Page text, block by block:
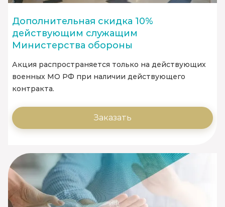
Дополнительная скидка 10%
действующим служащим
Министерства обороны
Акция распространяется только на действующих
военных МО РФ при наличии действующего
контракта.
Заказать